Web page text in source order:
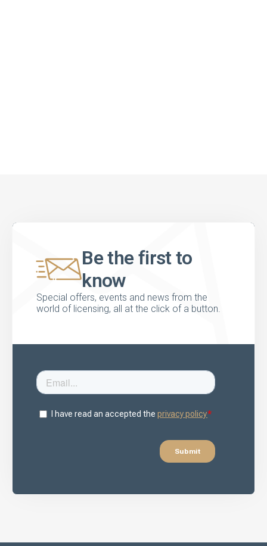
Be the first to
know
Special offers, events and news from the
world of licensing, all at the click of a button.